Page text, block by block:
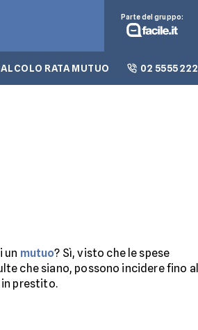
RATA MUTUO 02 5555 222
Parte del gruppo:
un mutuo? Sì, visto che le spese
che siano, possono incidere fino al
in prestito.